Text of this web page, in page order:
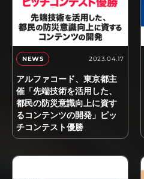
NEWS 2023.04.17
アルファコード、東京都主
催「先端技術を活用した、
都民の防災意識向上に資す
るコンテンツの開発」ピッ
チコンテスト優勝